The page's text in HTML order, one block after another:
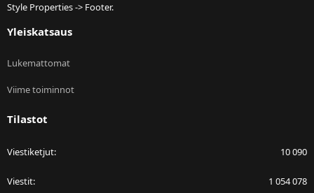
Style Properties -> Footer.
Yleiskatsaus
Lukemattomat
Viime toiminnot
Tilastot
Viestiketjut 10 090
Viestit 1 054 078